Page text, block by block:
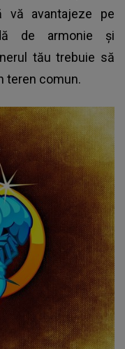
avantajeze pe
de armonie și
tău trebuie să
teren comun.